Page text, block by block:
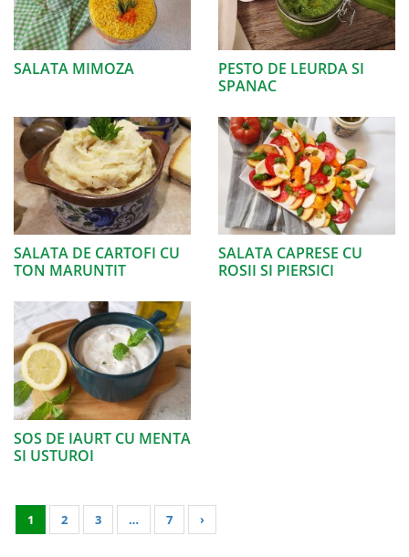
SALATA MIMOZA
PESTO DE LEURDA SI
SPANAC
SALATA DE CARTOFI CU
TON MARUNTIT
SALATA CAPRESE CU
ROSII SI PIERSICI
SOS DE IAURT CU MENTA
SI USTUROI
1 2 3 … 7 ›